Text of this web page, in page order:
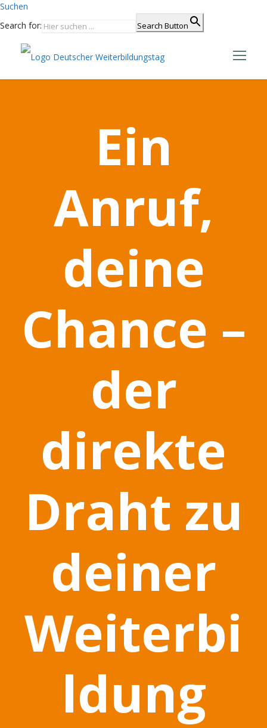
Suchen
Search for:
Search Button
Ein
Anruf,
deine
Chance –
der
direkte
Draht zu
deiner
Weiterbi
ldung